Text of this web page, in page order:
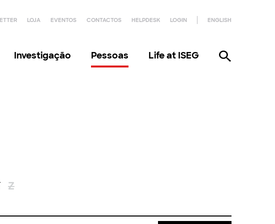
LOJA EVENTOS CONTACTOS HELPDESK LOGIN ENGLISH
Investigação Pessoas Life at ISEG
Z